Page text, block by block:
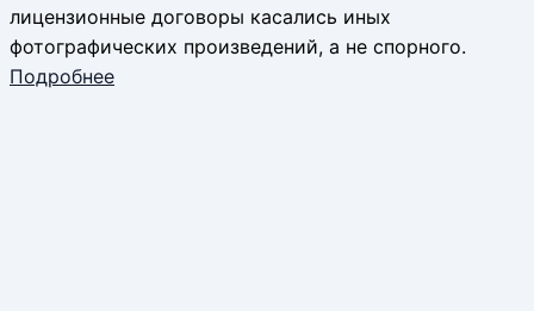
лицензионные договоры касались иных
фотографических произведений, а не спорного.
Подробнее